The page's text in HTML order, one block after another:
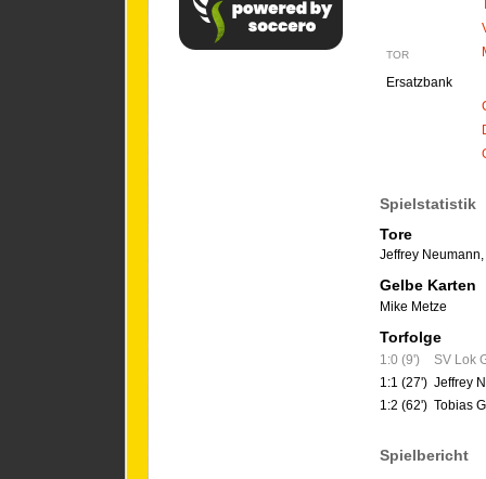
TOR
Ersatzbank
Spielstatistik
Tore
Jeffrey Neumann,
Gelbe Karten
Mike Metze
Torfolge
1:0 (9')
SV Lok
1:1 (27') Jeffrey
1:2 (62') Tobias
Spielbericht